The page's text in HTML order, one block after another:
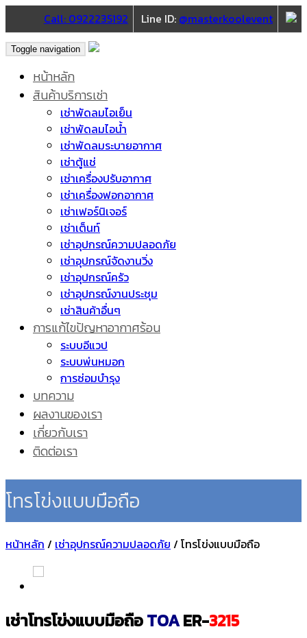
Call: 0922235192 Line ID: @masterkoolevent
Toggle navigation
หน้าหลัก
สินค้าบริการเช่า
เช่าพัดลมไอเย็น
เช่าพัดลมไอน้ำ
เช่าพัดลมระบายอากาศ
เช่าตู้แช่
เช่าเครื่องปรับอากาศ
เช่าเครื่องฟอกอากาศ
เช่าเฟอร์นิเจอร์
เช่าเต็นท์
เช่าอุปกรณ์ความปลอดภัย
เช่าอุปกรณ์จัดงานวิ่ง
เช่าอุปกรณ์ครัว
เช่าอุปกรณ์งานประชุม
เช่าสินค้าอื่นๆ
การแก้ไขปัญหาอากาศร้อน
ระบบอีแวป
ระบบพ่นหมอก
การซ่อมบำรุง
บทความ
ผลงานของเรา
เกี่ยวกับเรา
ติดต่อเรา
โทรโข่งแบบมือถือ
หน้าหลัก / เช่าอุปกรณ์ความปลอดภัย / โทรโข่งแบบมือถือ
เช่าโทรโข่งแบบมือถือTOAER-3215